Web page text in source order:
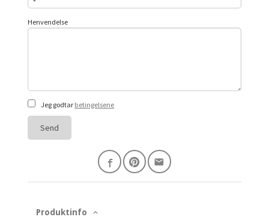
Henvendelse
Jeg godtar betingelsene
Send
Produktinfo